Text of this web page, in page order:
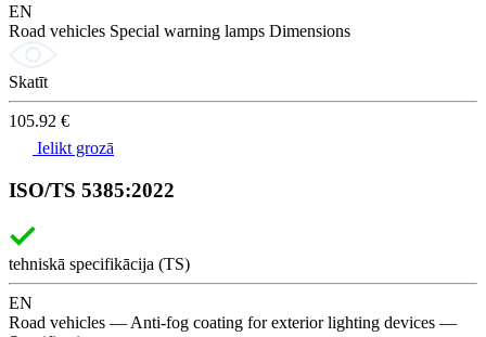
EN
Road vehicles Special warning lamps Dimensions
Skatīt
105.92 €
Ielikt grozā
ISO/TS 5385:2022
tehniskā specifikācija (TS)
EN
Road vehicles — Anti-fog coating for exterior lighting devices —